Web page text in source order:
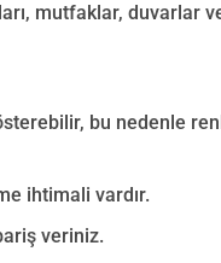
mutfaklar, duvarlar
bu nedenle
ihtimali vardır.
veriniz.